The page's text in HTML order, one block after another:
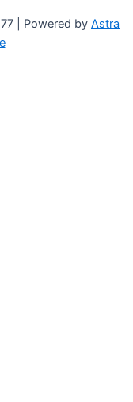
| Powered by Astra